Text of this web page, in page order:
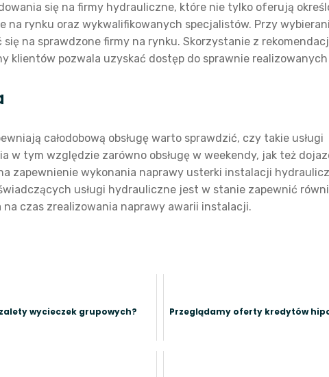
się na firmy hydrauliczne, które nie tylko oferują
na rynku oraz wykwalifikowanych specjalistów. Przy
na sprawdzone firmy na rynku. Skorzystanie z
pozwala uzyskać dostęp do sprawnie realizowanych
całodobową obsługę warto sprawdzić, czy takie usługi
w tym względzie zarówno obsługę w weekendy, jak też
zapewnienie wykonania naprawy usterki instalacji
usługi hydrauliczne jest w stanie zapewnić
czas zrealizowania naprawy awarii instalacji.
wycieczek grupowych? Przeglądamy oferty kredytów